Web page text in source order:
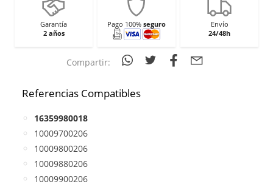
Garantía
2 años
Pago 100% seguro
Envío
24/48h
Compartir:
Referencias Compatibles
16359980018
10009700206
10009800206
10009880206
10009900206